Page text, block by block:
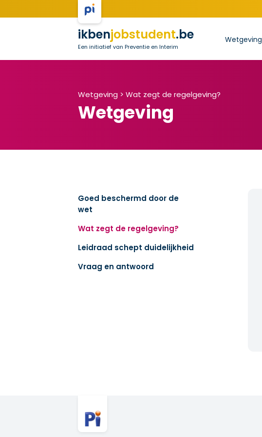
ikbenjobstudent.be
Een initiatief van Preventie en Interim
Wetgeving
Wetgeving > Wat zegt de regelgeving?
Wetgeving
Goed beschermd door de
wet
Wat zegt de regelgeving?
Leidraad schept duidelijkheid
Vraag en antwoord